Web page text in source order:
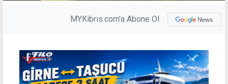
MYKibris.com'a Abone Ol